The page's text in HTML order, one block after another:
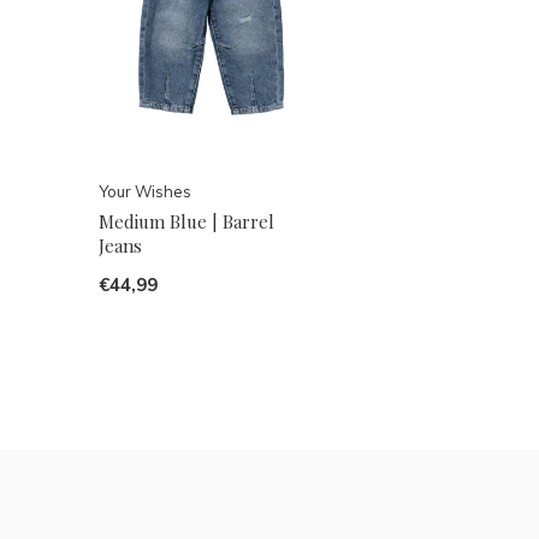
Your Wishes
Medium Blue | Barrel
Jeans
€44,99